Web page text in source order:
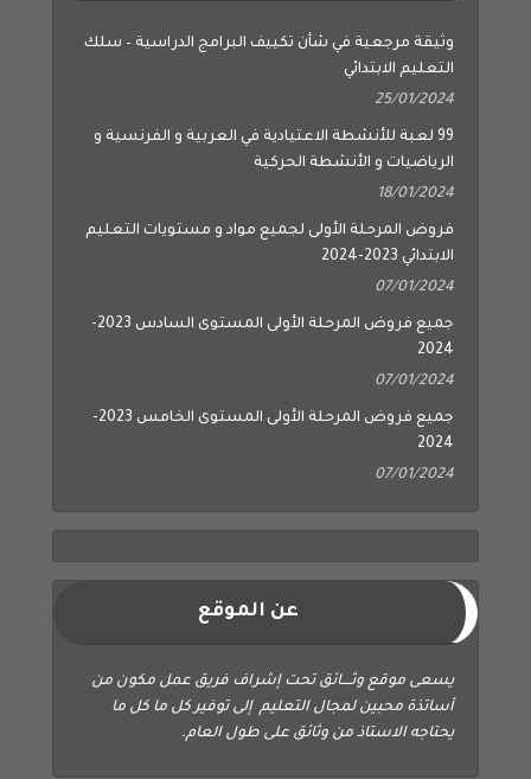
وثيقة مرجعية في شأن تكييف البرامج الدراسية – سلك
التعليم الابتدائي
25/01/2024
99 لعبة للأنشطة الاعتيادية في العربية و الفرنسية و
الرياضيات و الأنشطة الحركية
18/01/2024
فروض المرحلة الأولى لجميع مواد و مستويات التعليم
الابتدائي 2023-2024
07/01/2024
جميع فروض المرحلة الأولى المستوى السادس 2023-
2024
07/01/2024
جميع فروض المرحلة الأولى المستوى الخامس 2023-
2024
07/01/2024
عن الموقع
يسعى موقع وثــــائق تحت إشراف فريق عمل مكون من
أساتذة محبين لمجال التعليم إلى توفير كل ما كل ما
يحتاجه الاستاذ من وثائق على طول العام.